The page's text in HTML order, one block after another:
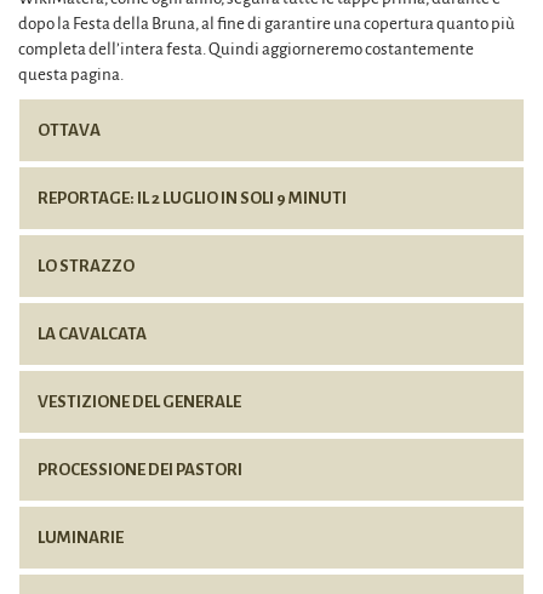
dopo la Festa della Bruna, al fine di garantire una copertura quanto più
completa dell’intera festa. Quindi aggiorneremo costantemente
questa pagina.
OTTAVA
REPORTAGE: IL 2 LUGLIO IN SOLI 9 MINUTI
LO STRAZZO
LA CAVALCATA
VESTIZIONE DEL GENERALE
PROCESSIONE DEI PASTORI
LUMINARIE